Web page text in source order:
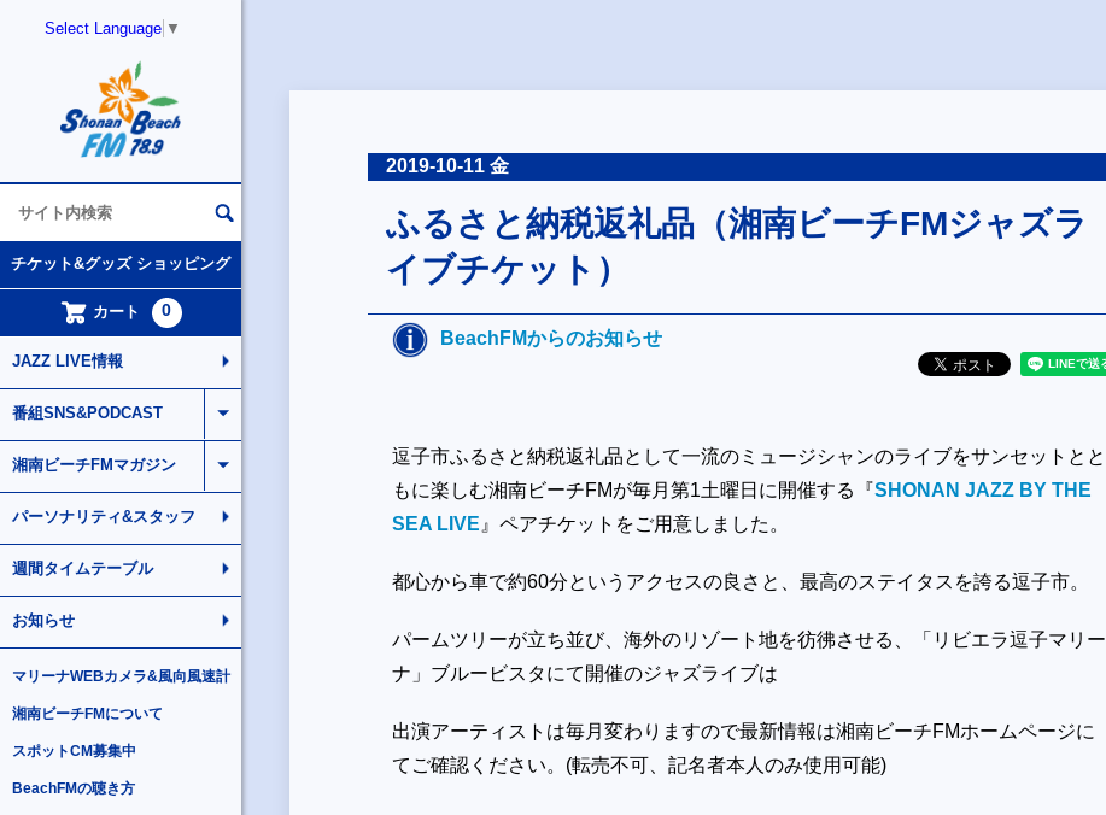
Select Language ▼
チケット&グッズ ショッピング
カート 0
JAZZ LIVE情報
番組SNS&PODCAST
湘南ビーチFMマガジン
パーソナリティ&スタッフ
週間タイムテーブル
お知らせ
マリーナWEBカメラ&風向風速計
湘南ビーチFMについて
スポットCM募集中
BeachFMの聴き方
2019-10-11 金
ふるさと納税返礼品（湘南ビーチFMジャズラ
イブチケット）
BeachFMからのお知らせ
逗子市ふるさと納税返礼品として一流のミュージシャンのライブをサンセットとと
もに楽しむ湘南ビーチFMが毎月第1土曜日に開催する『SHONAN JAZZ BY THE
SEA LIVE 』ペアチケットをご用意しました。
都心から車で約60分というアクセスの良さと、最高のステイタスを誇る逗子市。
パームツリーが立ち並び、海外のリゾート地を彷彿させる、「リビエラ逗子マリー
ナ」ブルービスタにて開催のジャズライブは
出演アーティストは毎月変わりますので最新情報は湘南ビーチFMホームページに
てご確認ください。(転売不可、記名者本人のみ使用可能)